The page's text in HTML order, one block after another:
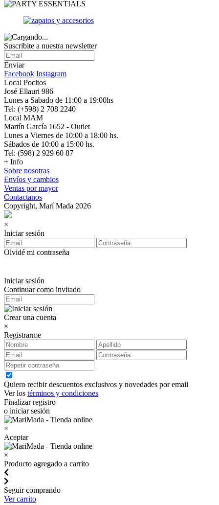
Suscribite a nuestra newsletter
Enviar
Facebook Instagram
Local Pocitos
José Ellauri 986
Lunes a Sabado de 11:00 a 19:00hs
Tel: (+598) 2 708 2240
Local MAM
Martín García 1652 - Outlet
Lunes a Viernes de 10:00 a 18:00 hs.
Sábados de 10:00 a 15:00 hs.
Tel: (598) 2 929 60 87
+ Info
Sobre nosotras
Envíos y cambios
Ventas por mayor
Contactanos
Copyright, Marí Mada 2026
×
Iniciar sesión
Olvidé mi contraseña
Iniciar sesión
Continuar como invitado
Crear una cuenta
×
Registrarme
Quiero recibir descuentos exclusivos y novedades por email
Ver los términos y condiciones
Finalizar registro
o iniciar sesión
×
Aceptar
×
Producto agregado a carrito
Seguir comprando
Ver carrito